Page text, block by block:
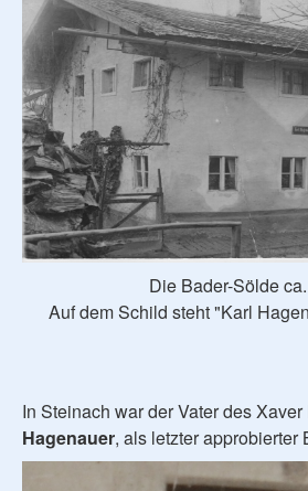
Die Bader-Sölde
Auf dem Schild steht "Karl
In Steinach war der Vater des
Hagenauer, als letzter approbierter